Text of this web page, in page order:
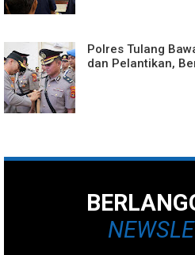
Polres Tulang
dan Pelantikan,